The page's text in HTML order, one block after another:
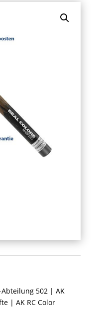
502| AK
| AK RC Color